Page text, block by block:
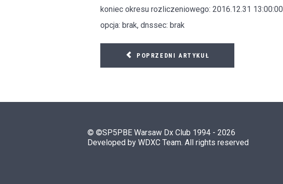
koniec okresu rozliczeniowego: 2016.12.31 13:00:00
opcja: brak, dnssec: brak
POPRZEDNI ARTYKUŁ
© ©SP5PBE Warsaw Dx Club 1994 - 2026
Developed by WDXC Team. All rights reserved